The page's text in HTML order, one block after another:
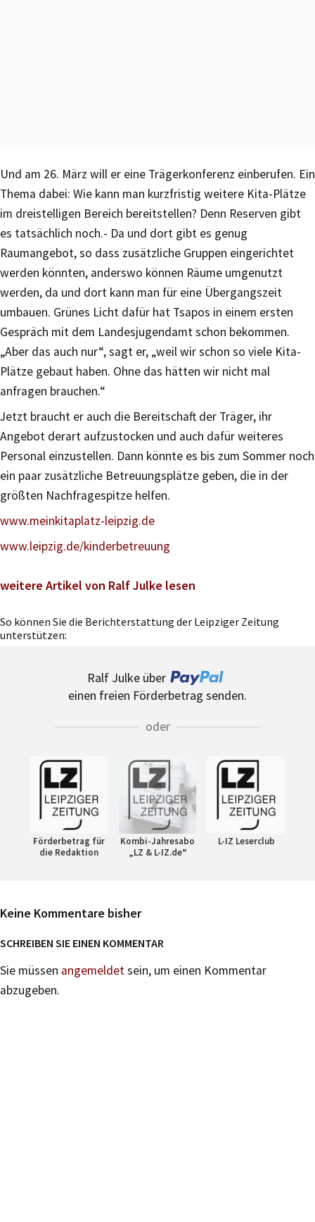
Und am 26. März will er eine Trägerkonferenz einberufen. Ein
Thema dabei: Wie kann man kurzfristig weitere Kita-Plätze
im dreistelligen Bereich bereitstellen? Denn Reserven gibt
es tatsächlich noch.- Da und dort gibt es genug
Raumangebot, so dass zusätzliche Gruppen eingerichtet
werden könnten, anderswo können Räume umgenutzt
werden, da und dort kann man für eine Übergangszeit
umbauen. Grünes Licht dafür hat Tsapos in einem ersten
Gespräch mit dem Landesjugendamt schon bekommen.
„Aber das auch nur“, sagt er, „weil wir schon so viele Kita-
Plätze gebaut haben. Ohne das hätten wir nicht mal
anfragen brauchen.“
Jetzt braucht er auch die Bereitschaft der Träger, ihr
Angebot derart aufzustocken und auch dafür weiteres
Personal einzustellen. Dann könnte es bis zum Sommer noch
ein paar zusätzliche Betreuungsplätze geben, die in der
größten Nachfragespitze helfen.
www.meinkitaplatz-leipzig.de
www.leipzig.de/kinderbetreuung
weitere Artikel von Ralf Julke lesen
So können Sie die Berichterstattung der Leipziger Zeitung
unterstützen:
Ralf Julke über
einen freien Förderbetrag senden.
oder
Förderbetrag für
die Redaktion
Kombi-Jahresabo
„LZ & L-IZ.de“
L-IZ Leserclub
Keine Kommentare bisher
SCHREIBEN SIE EINEN KOMMENTAR
Sie müssen angemeldetsein, um einen Kommentar
abzugeben.